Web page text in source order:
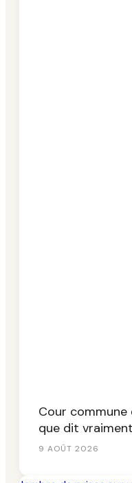
Cour commune
que dit
9 AOÛT 2026